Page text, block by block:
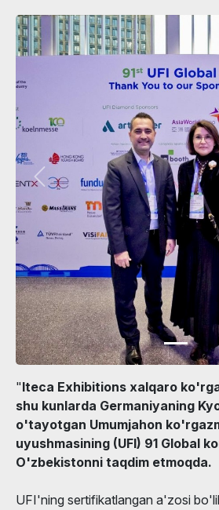
"Iteca Exhibitions xalqaro
shu kunlarda Germaniyaning
o'tayotgan Umumjahon
uyushmasining (UFI) 91 Global
O'zbekistonni taqdim etmoqda.
UFI'ning sertifikatlangan a'zosi